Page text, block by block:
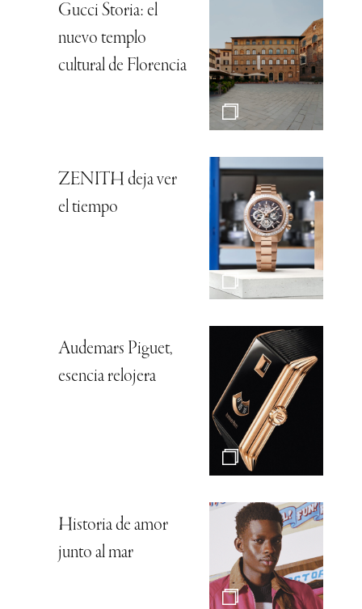
Gucci Storia: el
nuevo templo
cultural de Florencia
ZENITH deja ver
el tiempo
Audemars Piguet,
esencia relojera
Historia de amor
junto al mar